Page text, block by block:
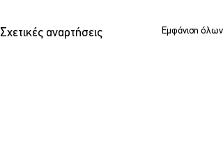
Σχετικές αναρτήσεις Εμφάνιση όλων